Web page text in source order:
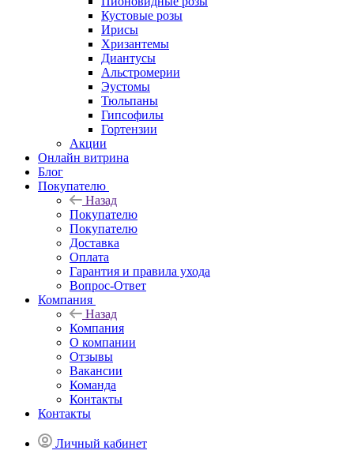
Кустовые розы
Ирисы
Хризантемы
Диантусы
Альстромерии
Эустомы
Тюльпаны
Гипсофилы
Гортензии
Акции
Онлайн витрина
Блог
Покупателю
Назад
Покупателю
Покупателю
Доставка
Оплата
Гарантия и правила ухода
Вопрос-Ответ
Компания
Назад
Компания
О компании
Отзывы
Вакансии
Команда
Контакты
Контакты
Личный кабинет